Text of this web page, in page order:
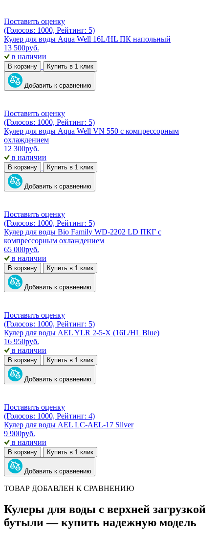
Поставить оценку
(Голосов: 1000, Рейтинг: 5)
Кулер для воды Aqua Well 16L/HL ПК напольный
13 500руб.
в наличии
В корзину Купить в 1 клик
Добавить к сравнению
Поставить оценку
(Голосов: 1000, Рейтинг: 5)
Кулер для воды Aqua Well VN 550 с компрессорным
охлаждением
12 300руб.
в наличии
В корзину Купить в 1 клик
Добавить к сравнению
Поставить оценку
(Голосов: 1000, Рейтинг: 5)
Кулер для воды Bio Family WD-2202 LD ПКГ с
компрессорным охлаждением
65 000руб.
в наличии
В корзину Купить в 1 клик
Добавить к сравнению
Поставить оценку
(Голосов: 1000, Рейтинг: 5)
Кулер для воды AEL YLR 2-5-X (16L/HL Blue)
16 950руб.
в наличии
В корзину Купить в 1 клик
Добавить к сравнению
Поставить оценку
(Голосов: 1000, Рейтинг: 4)
Кулер для воды AEL LC-AEL-17 Silver
9 900руб.
в наличии
В корзину Купить в 1 клик
Добавить к сравнению
ТОВАР ДОБАВЛЕН К СРАВНЕНИЮ
Кулеры для воды с верхней загрузкой
бутыли — купить надежную модель